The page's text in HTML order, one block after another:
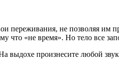
переживания, не позволяя им
что «не время». Но тело все
выдохе произнесите любой